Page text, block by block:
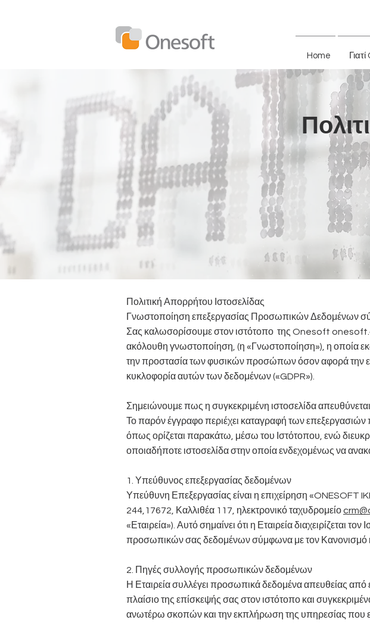
Home
Πολιτική Απορρήτου Ιστοσελίδας
​Γνωστοποίηση επεξεργασίας Προσωπικών Δεδομένων
Σας καλωσορίσουμε στον ιστότοπο της Onesoft
ακόλουθη γνωστοποίηση, (η «Γνωστοποίηση»), η οποία
την προστασία των φυσικών προσώπων όσον αφορά την
κυκλοφορία αυτών των δεδομένων («GDPR»).
Σημειώνουμε πως η συγκεκριμένη ιστοσελίδα απευθύνεται
Το παρόν έγγραφο περιέχει καταγραφή των
όπως ορίζεται παρακάτω, μέσω του Ιστότοπου, ενώ
οποιαδήποτε ιστοσελίδα στην οποία ενδεχομένως να
1. Υπεύθυνος επεξεργασίας δεδομένων
Υπεύθυνη Επεξεργασίας είναι η επιχείρηση
244,17672, Καλλιθέα 117, ηλεκτρονικό ταχυδρομείο
«Εταιρεία»). Αυτό σημαίνει ότι η Εταιρεία διαχειρίζεται
προσωπικών σας δεδομένων σύμφωνα με τον Κανονισμό
2. Πηγές συλλογής προσωπικών δεδομένων
Η Εταιρεία συλλέγει προσωπικά δεδομένα απευθείας
πλαίσιο της επίσκεψής σας στον ιστότοπο και
ανωτέρω σκοπών και την εκπλήρωση της υπηρεσίας που